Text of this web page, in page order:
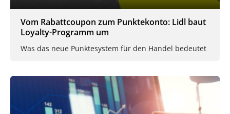
Vom Rabattcoupon zum Punktekonto: Lidl baut
Loyalty-Programm um
Was das neue Punktesystem für den Handel bedeutet